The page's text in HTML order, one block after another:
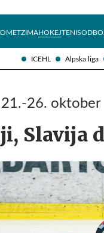
ICEHL Alpska liga
ZIMAHOKEJTENIS
21.-26. oktober
Slavija